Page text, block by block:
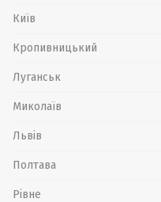
Київ
Кропивницький
Луганськ
Миколаїв
Львів
Полтава
Рівне